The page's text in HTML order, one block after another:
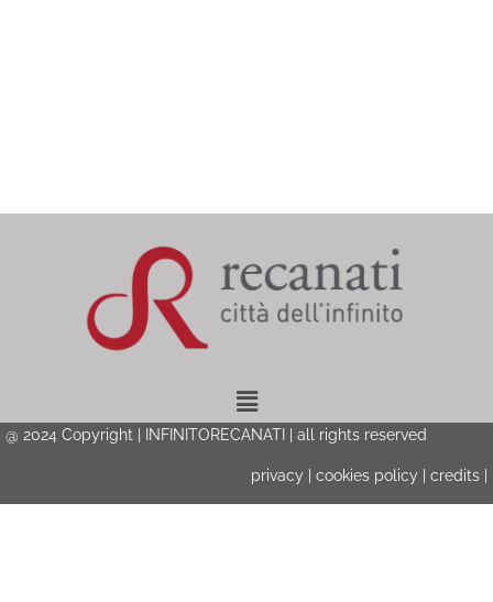
Menu
@ 2024 Copyright | INFINITORECANATI | all rights reserved
privacy cookies policy credits